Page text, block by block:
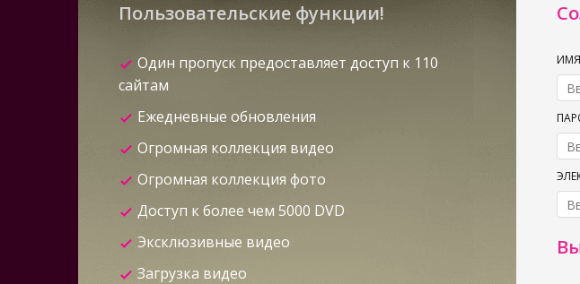
Пользовательские функции!
Один пропуск предоставляет доступ к 110
сайтам
Ежедневные обновления
Огромная коллекция видео
Огромная коллекция фото
Доступ к более чем 5000 DVD
Эксклюзивные видео
Загрузка видео